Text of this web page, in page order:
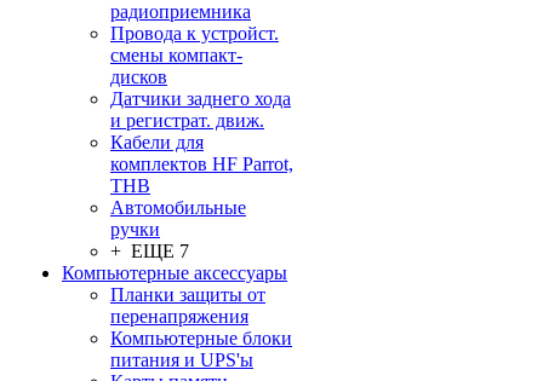
радиоприемника
Провода к устройст.
смены компакт-
дисков
Датчики заднего хода
и регистрат. движ.
Кабели для
комплектов HF Parrot,
THB
Автомобильные
ручки
+ ЕЩЕ 7
Компьютерные аксессуары
Планки защиты от
перенапряжения
Компьютерные блоки
питания и UPS'ы